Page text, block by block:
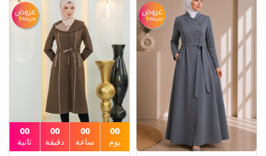
00
يوم
00
ساعة
00
دقيقة
00
ثانية